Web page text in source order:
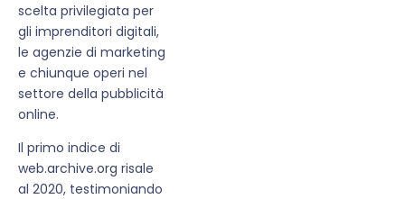
scelta privilegiata per
gli imprenditori digitali,
le agenzie di marketing
e chiunque operi nel
settore della pubblicità
online.
Il primo indice di
web.archive.org risale
al 2020, testimoniando